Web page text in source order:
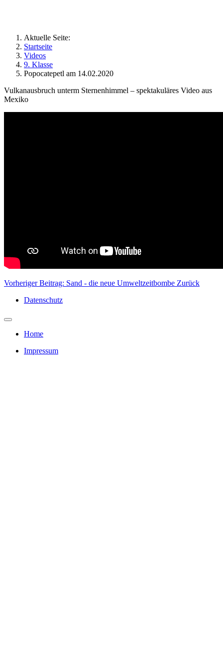
Aktuelle Seite:
Startseite
Videos
9. Klasse
Popocatepetl am 14.02.2020
Vulkanausbruch unterm Sternenhimmel – spektakuläres Video aus
Mexiko
Vorheriger Beitrag: Sand - die neue Umweltzeitbombe Zurück
Datenschutz
Home
Impressum